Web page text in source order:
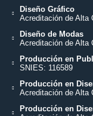
Diseño Gráfico
Acreditación de Alta
Diseño de Modas
Acreditación de Alta
Producción en
SNIES: 116589
Producción en
Acreditación de Alta
Producción en